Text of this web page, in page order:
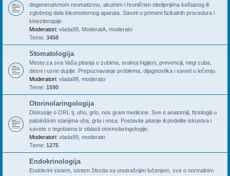
degenerativnom reumatizmu, akutnim i hroničnim oboljenjima koštanog ili
zglobnog dela lokomotornog aparata. Saveti o primeni fizikalnih procedura i
kineziterapije.
Moderatori: vlada99 ModeratA moderato
Teme: 3458
Stomatologija
Mesto za sva Vaša pitanja o zubima, oralnoj higijeni, prevenciji, negi zuba,
desni i usne duplje. Prepoznavanje problema, dijagnostika i saveti o lečenju.
Moderatori: vlada99 moderato
Teme: 1590
Otorinolaringologija
Diskusije o ORL tj. uho, grlo, nos grani medicine. Sve o anatomiji, fiziologiji u
patološkim stanjima uha, grla i nosa. Postavite pitanje ili podelite iskustva i
savete o tegobama iz oblasti otorinolaringologije.
Moderatori: vlada99 moderato
Teme: 1275
Endokrinologija
Endokrini sistem, sistem žlezda sa unutrašnjim lučenjem, sve o normalnim